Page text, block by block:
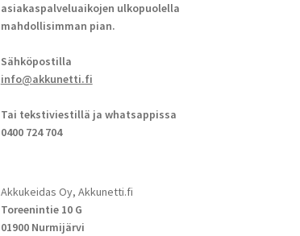
asiakaspalveluaikojen ulkopuolella
mahdollisimman pian.
Sähköpostilla
info@akkunetti.fi
Tai tekstiviestillä ja whatsappissa
0400 724 704
Akkukeidas Oy, Akkunetti.fi
Toreenintie 10 G
01900 Nurmijärvi